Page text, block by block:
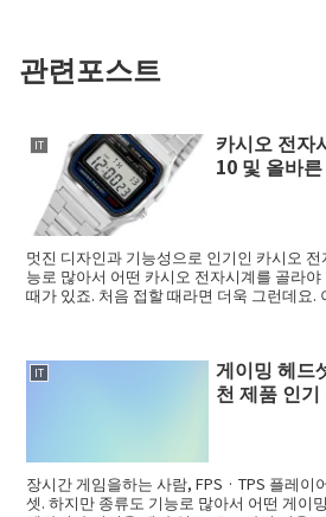
관련포스트
IT
카시오 전자
10 및 올바
멋진 디자인과 기능성으로 인기인 카시오
능로 많아서 어떤 카시오 전자시계를 골라
때가 있죠. 처음 접할 때라면 더욱 그런데요.
IT
게이밍 헤드
천 제품 인
장시간 게임을하는 사람, FPS · TPS 플레이
셋. 하지만 종류도 기능로 많아서 어떤 게이